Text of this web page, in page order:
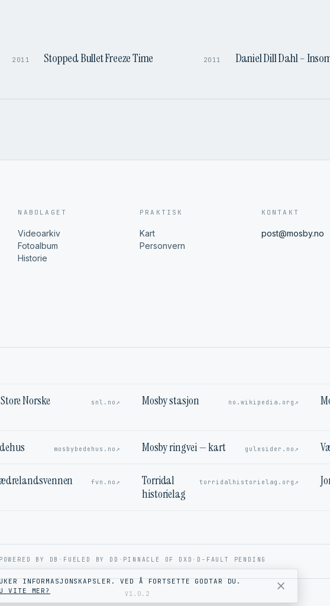
2011 Stopped Bullet Freeze Time 2011 Daniel Dill Dahl –
NABOLAGET
Videoarkiv
Fotoalbum
Historie
PRAKTISK
Kart
Personvern
KONTAKT
post@mosby.no
Norske
snl.no ↗ Mosby stasjon no.wikipedia.org ↗
mosbybedehus.no ↗ Mosby ringvei — kart gulesider.no ↗
fvn.no ↗
Torridal
historielag
torridalhistorielag.org ↗
POWERED BY DB · FUELED BY DD · PINNACLE OF DXD · D-FAULT PENDING
V1.0.2
INFORMASJONSKAPSLER. VED Å FORTSETTE GODTAR DU.
VITE MER?